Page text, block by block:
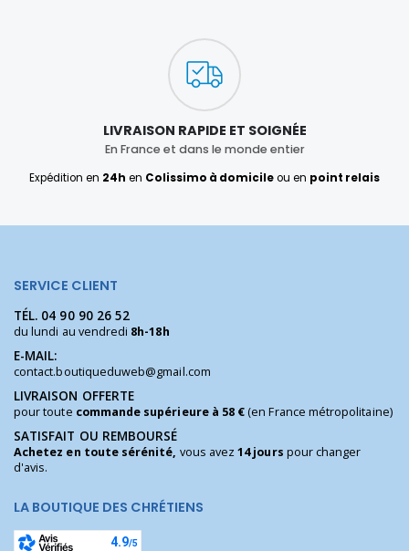
LIVRAISON RAPIDE ET SOIGNÉE
En France et dans le monde entier
Expédition en 24h en Colissimo à domicileou en point relais
SERVICE CLIENT
TÉL. 04 90 90 26 52
du lundi au vendredi 8h-18h
E-MAIL:
contact.boutiqueduweb@gmail.com
LIVRAISON OFFERTE
pour toute commande supérieure à 58 €(en France métropolitaine)
SATISFAIT OU REMBOURSÉ
Achetez en toute sérénité, vous avez14 jours pour changer
d'avis.
LA BOUTIQUE DES CHRÉTIENS